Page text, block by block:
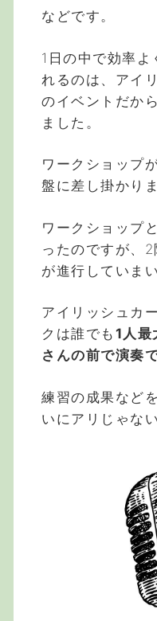
などです。
1日の中で効率
れるのは、アイ
のイベントだか
ました。
ワークショップ
盤に差し掛かりま
ワークショップ
ったのですが、2
が進行していま
アイリッシュカ
クは誰でも 1人最
さんの前で演奏
練習の成果など
いにアリじゃな